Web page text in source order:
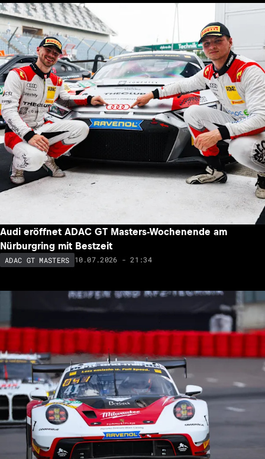
Audi eröffnet ADAC GT Masters-Wochenende am
Nürburgring mit Bestzeit
ADAC GT MASTERS 10.07.2026 - 21:34